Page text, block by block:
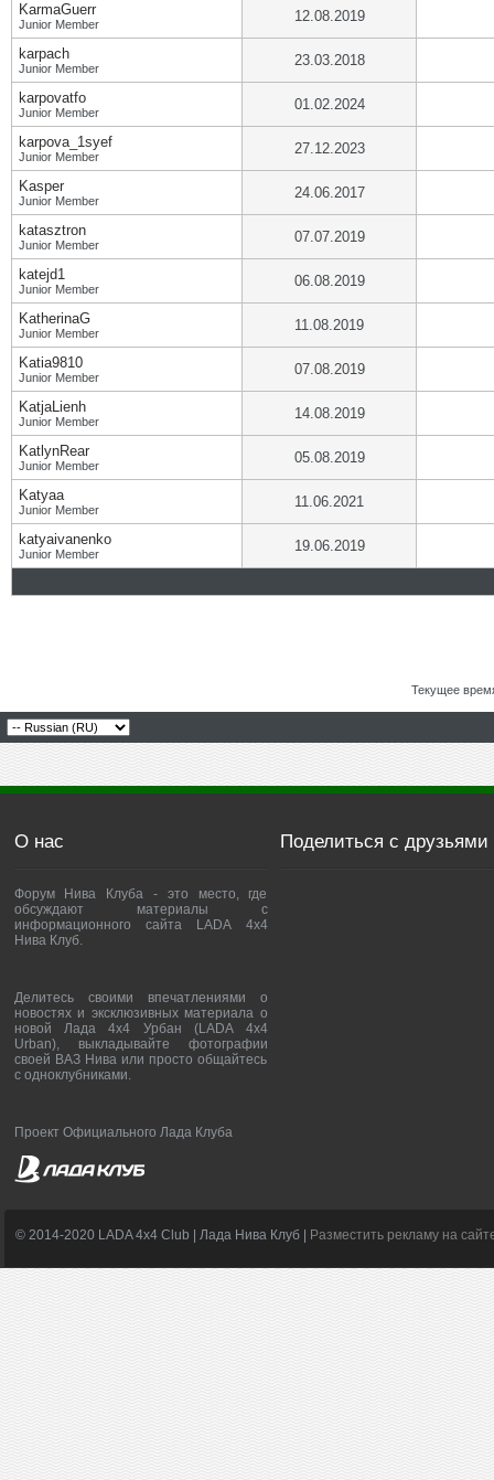
KarmaGuerr
Junior Member 12.08.2019
karpach
Junior Member 23.03.2018
karpovatfo
Junior Member 01.02.2024
karpova_1syef
Junior Member 27.12.2023
Kasper
Junior Member 24.06.2017
katasztron
Junior Member 07.07.2019
katejd1
Junior Member 06.08.2019
KatherinaG
Junior Member 11.08.2019
Katia9810
Junior Member 07.08.2019
KatjaLienh
Junior Member 14.08.2019
KatlynRear
Junior Member 05.08.2019
Katyaa
Junior Member 11.06.2021
katyaivanenko
Junior Member 19.06.2019
Текущее
О нас
Форум Нива Клуба - это место, где
обсуждают материалы с
информационного сайта LADA 4x4
Нива Клуб.
Делитесь своими впечатлениями о
новостях и эксклюзивных материала о
новой Лада 4х4 Урбан (LADA 4x4
Urban), выкладывайте фотографии
своей ВАЗ Нива или просто общайтесь
с одноклубниками.
Проект Официального Лада Клуба
Поделиться с друзьями
© 2014-2020 LADA 4x4 Club | Лада Нива Клуб | Разместить рекламу на